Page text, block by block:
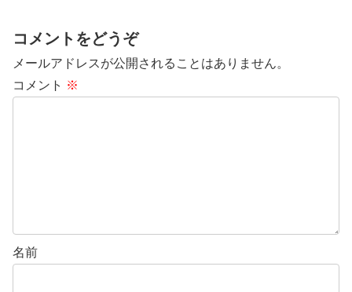
コメントをどうぞ
メールアドレスが公開されることはありません。
コメント ※
名前